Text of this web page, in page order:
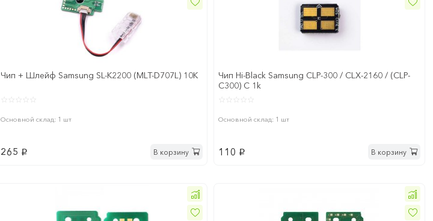
Чип + Шлейф Samsung SL-K2200 (MLT-D707L) 10K
Основной склад: 1 шт
265 p В корзину
Чип Hi-Black Samsung CLP-300 / CLX-2160 / (CLP-
C300) C 1k
Основной склад: 1 шт
110 p В корзину